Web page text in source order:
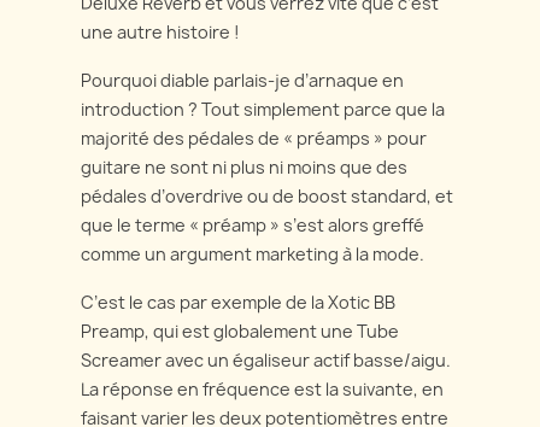
une autre histoire !
Pourquoi diable parlais-je d’arnaque en
introduction ? Tout simplement parce que la
majorité des pédales de « préamps » pour
guitare ne sont ni plus ni moins que des
pédales d’overdrive ou de boost standard, et
que le terme « préamp » s’est alors greffé
comme un argument marketing à la mode.
C’est le cas par exemple de la Xotic BB
Preamp, qui est globalement une Tube
Screamer avec un égaliseur actif basse/aigu.
La réponse en fréquence est la suivante, en
faisant varier les deux potentiomètres entre